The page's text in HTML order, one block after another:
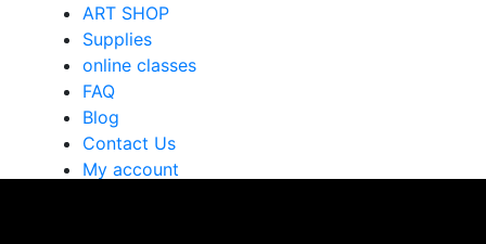
ART SHOP
Supplies
online classes
FAQ
Blog
Contact Us
My account